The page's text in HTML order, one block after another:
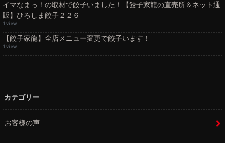
イマなまっ！の取材で餃子いました！【餃子家龍の直売所＆ネット通
販】ひろしま餃子２２６
1 view
【餃子家龍】全店メニュー変更で餃子います！
1 view
カテゴリー
お客様の声